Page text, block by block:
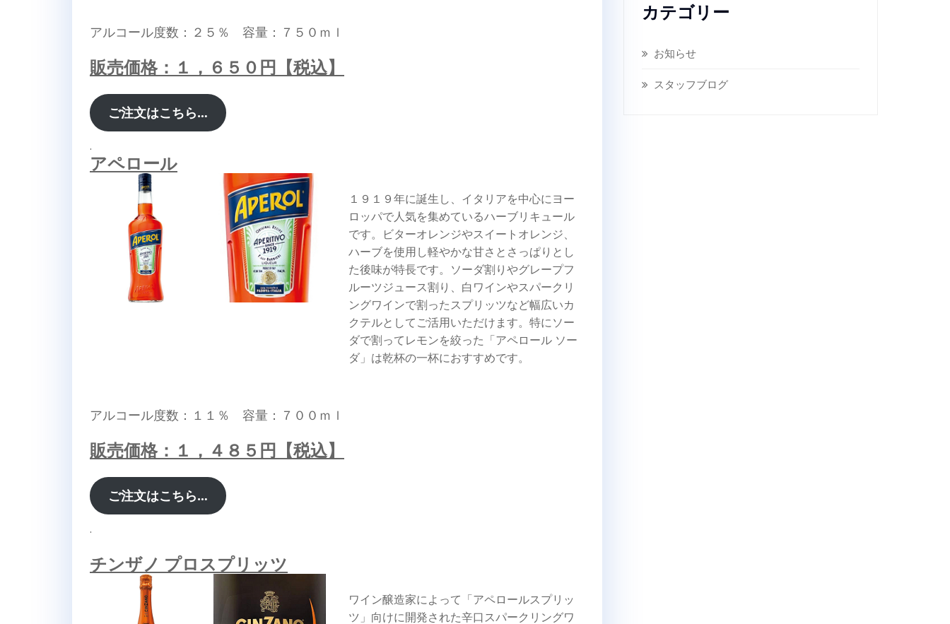
アルコール度数：２５％ 容量：７５０ｍｌ
販売価格：１，６５０円【税込】
ご注文はこちら…
.
アペロール
１９１９年に誕生し、イタリアを中心にヨー
ロッパで人気を集めているハーブリキュール
です。ビターオレンジやスイートオレンジ、
ハーブを使用し軽やかな甘さとさっぱりとし
た後味が特長です。ソーダ割りやグレープフ
ルーツジュース割り、白ワインやスパークリ
ングワインで割ったスプリッツなど幅広いカ
クテルとしてご活用いただけます。特にソー
ダで割ってレモンを絞った「アペロール ソー
ダ」は乾杯の一杯におすすめです。
アルコール度数：１１％ 容量：７００ｍｌ
販売価格：１，４８５円【税込】
ご注文はこちら…
.
チンザノ プロスプリッツ
ワイン醸造家によって「アペロールスプリッ
ツ」向けに開発された辛口スパークリングワ
カテゴリー
お知らせ
スタッフブログ